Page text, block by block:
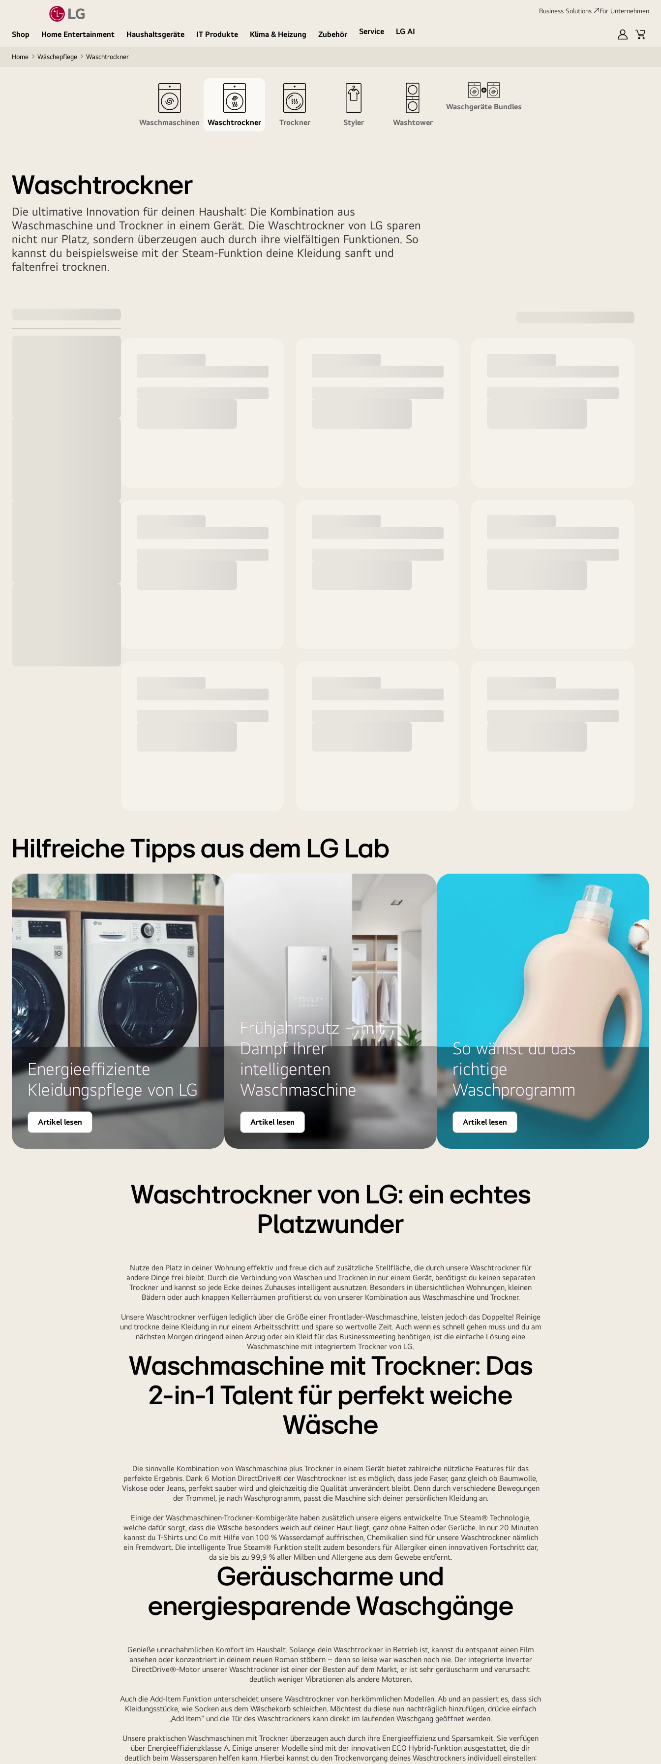
Business Solutions Für Unternehmen
Shop Home Entertainment Haushaltsgeräte IT Produkte Klima & Heizung Zubehör Service
LG AI
MyLGCart
Home Wäschepflege Waschtrockner
Waschmaschinen Waschtrockner Trockner Styler Washtower
Waschgeräte Bundles
Waschtrockner
Die ultimative Innovation für deinen Haushalt: Die Kombination aus
Waschmaschine und Trockner in einem Gerät. Die Waschtrockner von LG sparen
nicht nur Platz, sondern überzeugen auch durch ihre vielfältigen Funktionen. So
kannst du beispielsweise mit der Steam-Funktion deine Kleidung sanft und
faltenfrei trocknen.
Hilfreiche Tipps aus dem LG Lab
Energieeffiziente
Kleidungspflege von LG
Artikel lesen
Frühjahrsputz – mit
Dampf Ihrer
intelligenten
Waschmaschine
Artikel lesen
So wählst du das
richtige
Waschprogramm
Artikel lesen
Waschtrockner von LG: ein echtes
Platzwunder
Nutze den Platz in deiner Wohnung effektiv und freue dich auf zusätzliche Stellfläche, die durch unsere Waschtrockner für
andere Dinge frei bleibt. Durch die Verbindung von Waschen und Trocknen in nur einem Gerät, benötigst du keinen separaten
Trockner und kannst so jede Ecke deines Zuhauses intelligent ausnutzen. Besonders in übersichtlichen Wohnungen, kleinen
Bädern oder auch knappen Kellerräumen profitierst du von unserer Kombination aus Waschmaschineund Trockner.
Unsere Waschtrockner verfügen lediglich über die Größe einer Frontlader-Waschmaschine, leisten jedoch das Doppelte! Reinige
und trockne deine Kleidung in nur einem Arbeitsschritt und spare so wertvolle Zeit. Auch wenn es schnell gehen muss und du am
nächsten Morgen dringend einen Anzug oder ein Kleid für das Businessmeeting benötigen, ist die einfache Lösung eine
Waschmaschine mit integriertem Trockner von LG.
Waschmaschine mit Trockner: Das
2-in-1 Talent für perfekt weiche
Wäsche
Die sinnvolle Kombination von Waschmaschine plus Trockner in einem Gerät bietet zahlreiche nützliche Features für das
perfekte Ergebnis. Dank 6 Motion DirectDrive® der Waschtrockner ist es möglich, dass jede Faser, ganz gleich ob Baumwolle,
Viskose oder Jeans, perfekt sauber wird und gleichzeitig die Qualität unverändert bleibt. Denn durch verschiedene Bewegungen
der Trommel, je nach Waschprogramm, passt die Maschine sich deiner persönlichen Kleidung an.
Einige der Waschmaschinen-Trockner-Kombigeräte haben zusätzlich unsere eigens entwickelte True Steam® Technologie,
welche dafür sorgt, dass die Wäsche besonders weich auf deiner Haut liegt, ganz ohne Falten oder Gerüche. In nur 20 Minuten
kannst du T-Shirts und Co mit Hilfe von 100 % Wasserdampf auffrischen, Chemikalien sind für unsere Waschtrockner nämlich
ein Fremdwort. Die intelligente True Steam® Funktion stellt zudem besonders für Allergiker einen innovativen Fortschritt dar,
da sie bis zu 99,9 % aller Milben und Allergene aus dem Gewebe entfernt.
Geräuscharme und
energiesparende Waschgänge
Genieße unnachahmlichen Komfort im Haushalt. Solange dein Waschtrockner in Betrieb ist, kannst du entspannt einen Film
ansehen oder konzentriert in deinem neuen Roman stöbern – denn so leise war waschen noch nie. Der integrierte Inverter
DirectDrive®-Motor unserer Waschtrockner ist einer der Besten auf dem Markt, er ist sehr geräuscharm und verursacht
deutlich weniger Vibrationen als andere Motoren.
Auch die Add-Item Funktion unterscheidet unsere Waschtrockner von herkömmlichen Modellen. Ab und an passiert es, dass sich
Kleidungsstücke, wie Socken aus dem Wäschekorb schleichen. Möchtest du diese nun nachträglich hinzufügen, drücke einfach
„Add Item" und die Tür des Waschtrockners kann direkt im laufenden Waschgang geöffnet werden.
Unsere praktischen Waschmaschinen mit Trockner überzeugen auch durch ihre Energieeffizienz und Sparsamkeit. Sie verfügen
über Energieeffizienzklasse A. Einige unserer Modelle sind mit der innovativen ECO Hybrid-Funktion ausgestattet, die dir
deutlich beim Wassersparen helfen kann. Hierbei kannst du den Trockenvorgang deines Waschtrockners individuell einstellen: